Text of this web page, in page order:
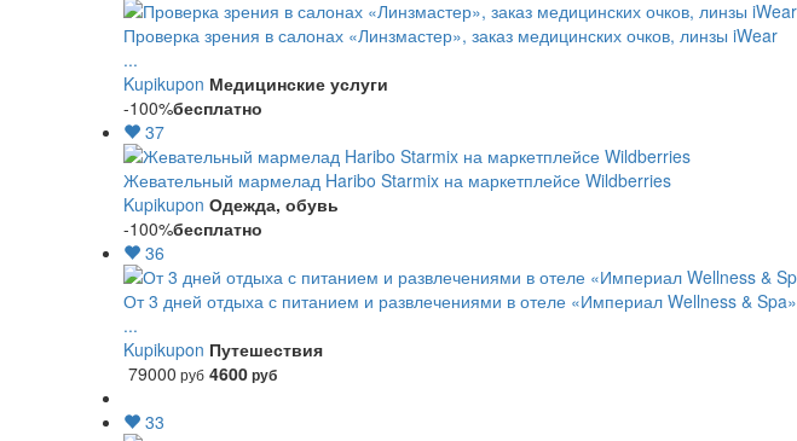
Проверка зрения в салонах «Линзмастер», заказ медицинских очков, линзы iWear
...
Kupikupon Медицинские услуги
-100%бесплатно
37
Жевательный мармелад Haribo Starmix на маркетплейсе Wildberries
Kupikupon Одежда, обувь
-100%бесплатно
36
От 3 дней отдыха с питанием и развлечениями в отеле «Империал Wellness & Spa»
...
Kupikupon Путешествия
79000 руб 4600руб
33